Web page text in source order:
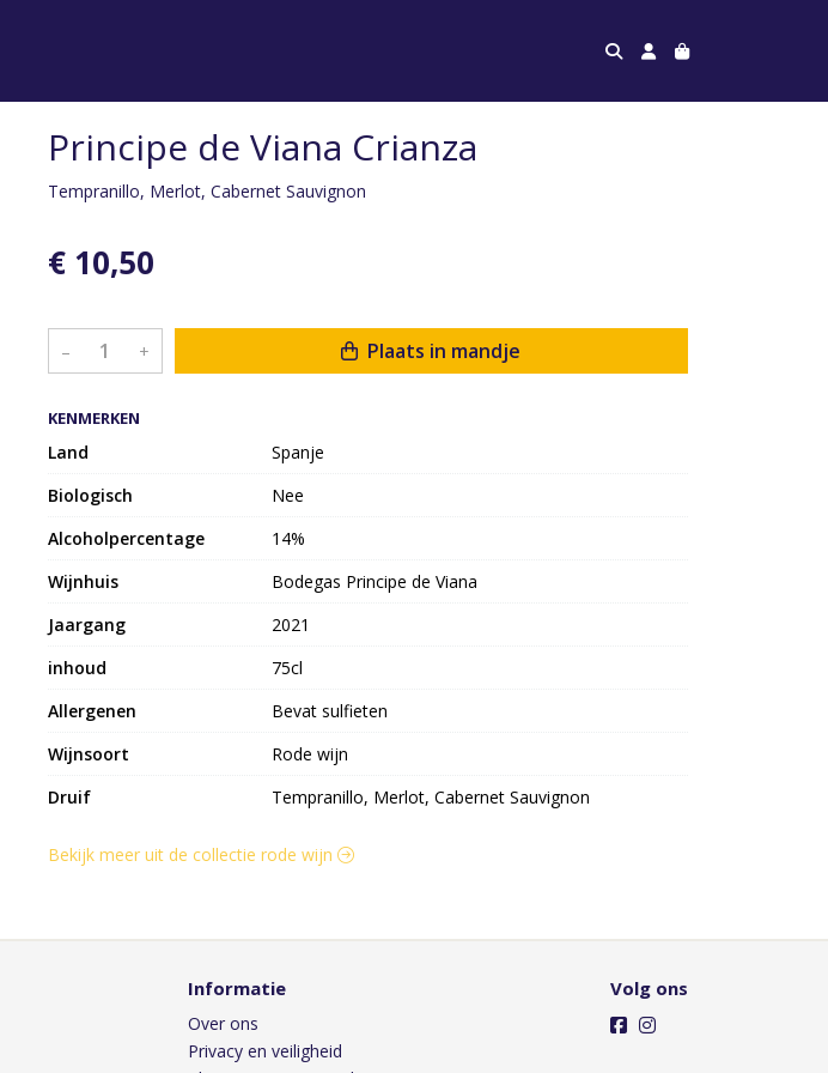
Principe de Viana Crianza
Tempranillo, Merlot, Cabernet Sauvignon
€ 10,50
– + Plaats in mandje
KENMERKEN
Land
Spanje
Biologisch
Nee
Alcoholpercentage
14%
Wijnhuis
Bodegas Principe de Viana
Jaargang
2021
inhoud
75cl
Allergenen
Bevat sulfieten
Wijnsoort
Rode wijn
Druif
Tempranillo, Merlot, Cabernet Sauvignon
Bekijk meer uit de collectie rode wijn
Informatie
Over ons
Privacy en veiligheid
Volg ons